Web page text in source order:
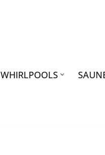
WHIRLPOOLS